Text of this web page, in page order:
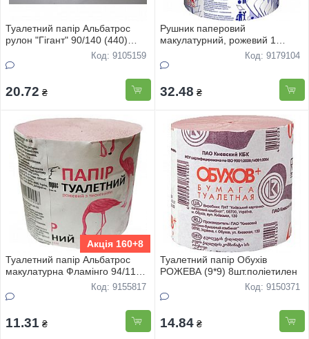
Туалетний папір Альбатрос
рулон "Гігант" 90/140 (440)
Код: 9105159
20.72 ₴
Рушник паперовий
макулатурний, рожевий 1
Код: 9179104
32.48 ₴
Акція 160+8
Туалетний папір Альбатрос
макулатурна Фламінго 94/112
Код: 9155817
11.31 ₴
Туалетний папір Обухів
РОЖЕВА (9*9) 8шт.поліетилен
Код: 9150371
14.84 ₴